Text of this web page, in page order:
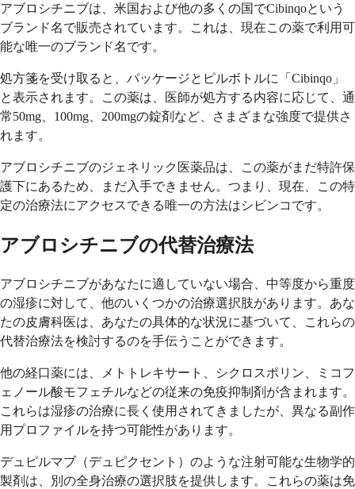
アブロシチニブは、米国および他の多くの国でCibinqoという
ブランド名で販売されています。これは、現在この薬で利用可
能な唯一のブランド名です。
処方箋を受け取ると、パッケージとピルボトルに「Cibinqo」
と表示されます。この薬は、医師が処方する内容に応じて、通
常50mg、100mg、200mgの錠剤など、さまざまな強度で提供さ
れます。
アブロシチニブのジェネリック医薬品は、この薬がまだ特許保
護下にあるため、まだ入手できません。つまり、現在、この特
定の治療法にアクセスできる唯一の方法はシビンコです。
アブロシチニブの代替治療法
アブロシチニブがあなたに適していない場合、中等度から重度
の湿疹に対して、他のいくつかの治療選択肢があります。あな
たの皮膚科医は、あなたの具体的な状況に基づいて、これらの
代替治療法を検討するのを手伝うことができます。
他の経口薬には、メトトレキサート、シクロスポリン、ミコフ
ェノール酸モフェチルなどの従来の免疫抑制剤が含まれます。
これらは湿疹の治療に長く使用されてきましたが、異なる副作
用プロファイルを持つ可能性があります。
デュピルマブ（デュピクセント）のような注射可能な生物学的
製剤は、別の全身治療の選択肢を提供します。これらの薬は免